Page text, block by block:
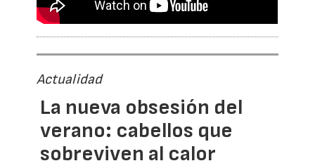
Actualidad
La nueva obsesión del
verano: cabellos que
sobreviven al calor